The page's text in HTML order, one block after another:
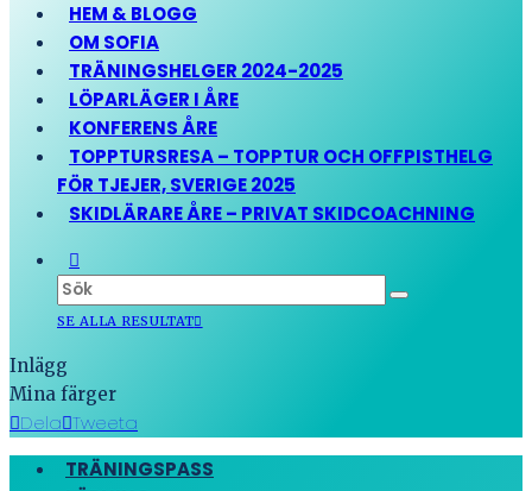
HEM & BLOGG
OM SOFIA
TRÄNINGSHELGER 2024-2025
LÖPARLÄGER I ÅRE
KONFERENS ÅRE
TOPPTURSRESA – TOPPTUR OCH OFFPISTHELG
FÖR TJEJER, SVERIGE 2025
SKIDLÄRARE ÅRE – PRIVAT SKIDCOACHNING
SE ALLA RESULTAT
Inlägg
Mina färger
Dela Tweeta
TRÄNINGSPASS